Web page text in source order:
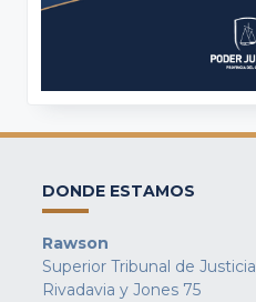
DONDE ESTAMOS
Rawson
Superior Tribunal de Justicial
Rivadavia y Jones 75